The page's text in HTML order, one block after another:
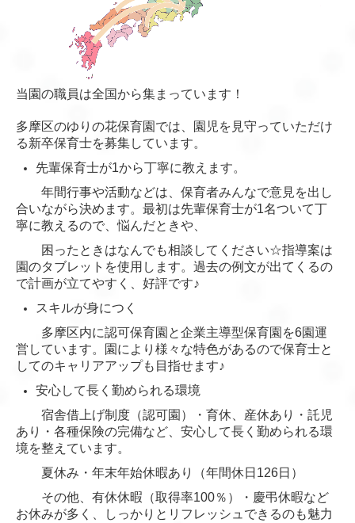
当園の職員は全国から集まっています！
多摩区のゆりの花保育園では、園児を見守っていただけ
る新卒保育士を募集しています。
先輩保育士が1から丁寧に教えます。
年間行事や活動などは、保育者みんなで意見を出し
合いながら決めます。最初は先輩保育士が1名ついて丁
寧に教えるので、悩んだときや、
困ったときはなんでも相談してください☆指導案は
園のタブレットを使用します。過去の例文が出てくるの
で計画が立てやすく、好評です♪
スキルが身につく
多摩区内に認可保育園と企業主導型保育園を6園運
営しています。園により様々な特色があるので保育士と
してのキャリアアップも目指せます♪
安心して長く勤められる環境
宿舎借上げ制度（認可園）・育休、産休あり・託児
あり・各種保険の完備など、安心して長く勤められる環
境を整えています。
夏休み・年末年始休暇あり（年間休日126日）
その他、有休休暇（取得率100％）・慶弔休暇など
お休みが多く、しっかりとリフレッシュできるのも魅力